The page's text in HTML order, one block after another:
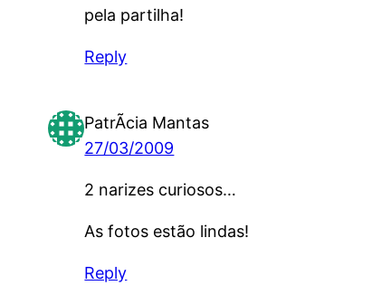
pela partilha!
Reply
PatrÃ­cia Mantas
27/03/2009
2 narizes curiosos…
As fotos estão lindas!
Reply